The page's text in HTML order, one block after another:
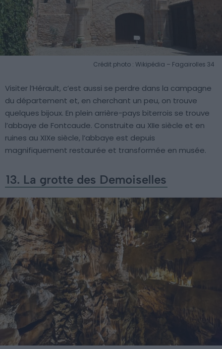
Crédit photo : Wikipédia – Fagairolles 34
Visiter l’Hérault, c’est aussi se perdre dans la campagne
du département et, en cherchant un peu, on trouve
quelques bijoux. En plein arrière-pays biterrois se trouve
l’abbaye de Fontcaude. Construite au XIIe siècle et en
ruines au XIXe siècle, l’abbaye est depuis
magnifiquement restaurée et transformée en musée.
13. La grotte des Demoiselles